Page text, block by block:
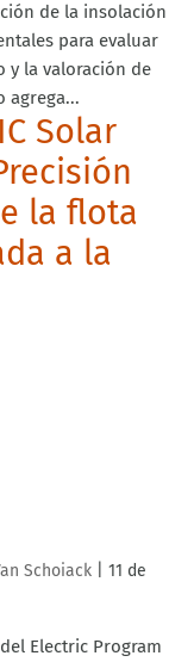
de la insolación
para evaluar
y la valoración de
agrega...
Solar
la flota
a la
Schoiack |11 de
Electric Program